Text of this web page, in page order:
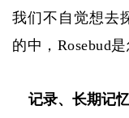
我们不自觉想去
的中，Rosebud
记录、长期记